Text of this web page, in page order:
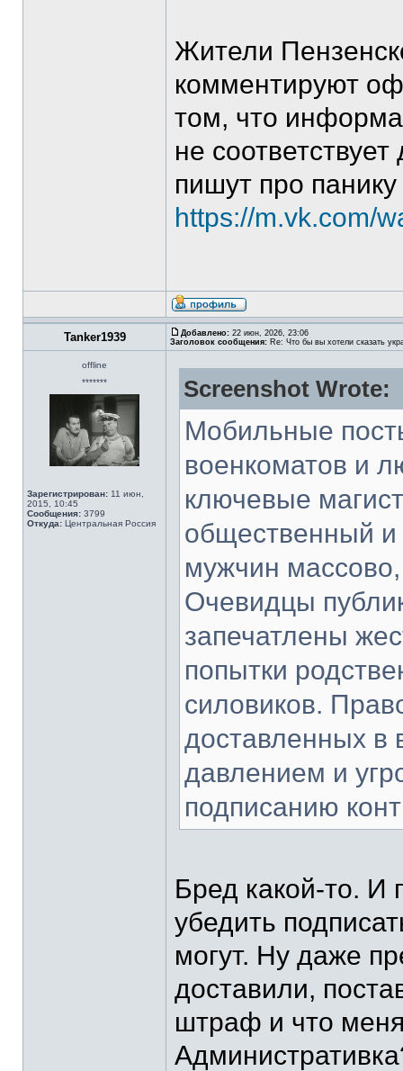
Жители
комментируют
том, что
не
пишут про
https://m.vk.com/
Tanker1939 Добавлено: 22 июн, 2026, 23:06
Заголовок сообщения: Re: Что бы вы хотели сказать
offline
*******
Зарегистрирован: 11 июн,
2015, 10:45
Сообщения: 3799
Откуда: Центральная Россия
Screenshot Wrote:
Мобильные
военкоматов и
ключевые
общественный и
мужчин
Очевидцы
запечатлены
попытки
силовиков.
доставленных в
давлением и
подписанию
Бред какой-то. И
убедить
могут. Ну даже
доставили,
штраф и что меня